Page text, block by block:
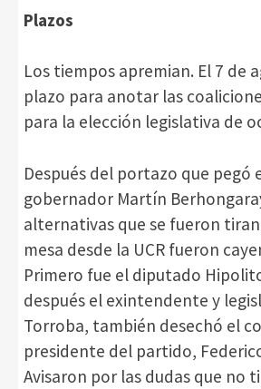
Plazos
Los tiempos apremian. El 7 de
plazo para anotar las
para la elección legislativa de
Después del portazo que pegó
gobernador Martín
alternativas que se fueron
mesa desde la UCR fueron
Primero fue el diputado
después el exintendente y
Torroba, también desechó el
presidente del partido,
Avisaron por las dudas que no